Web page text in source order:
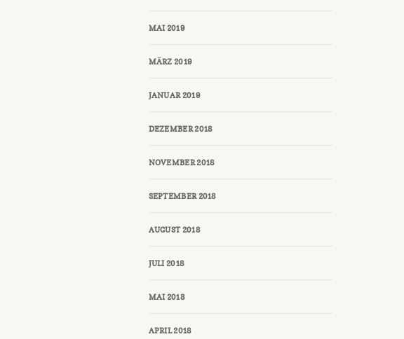
MAI 2019
MÄRZ 2019
JANUAR 2019
DEZEMBER 2018
NOVEMBER 2018
SEPTEMBER 2018
AUGUST 2018
JULI 2018
MAI 2018
APRIL 2018